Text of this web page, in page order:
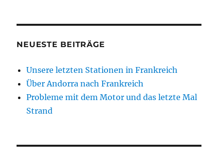
NEUESTE BEITRÄGE
Unsere letzten Stationen in Frankreich
Über Andorra nach Frankreich
Probleme mit dem Motor und das letzte Mal
Strand